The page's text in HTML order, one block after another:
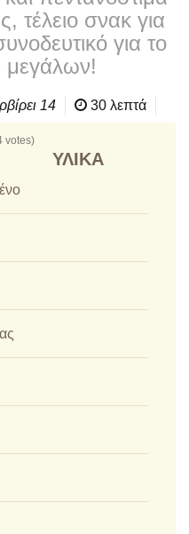
τέλειο σνακ για
για το
14
30 λεπτά
votes)
ΥΛΙΚΆ